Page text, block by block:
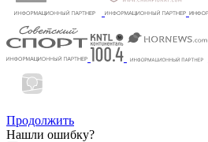
Продолжить
Нашли ошибку?